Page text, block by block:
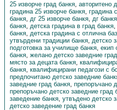
25 изворче град банкя, авторитено
градина 25 изворче банкя, градина
банкя, дг 25 изворче банкя, дг банкя
банкя, детска градина в град банкя,
банкя, детска градина с отлична
утвърдени традиции банкя, детско
подготовка за училище банкя, екип
банкя, желано детско заведние
място за децата банкя,
банкя, квалифицирани педагози с
предпочитано детско заведние
заведние град банкя, препоръчано
препоръчано детско заведние град
заведение банкя, утвъдено детско
детско заведение град банкя